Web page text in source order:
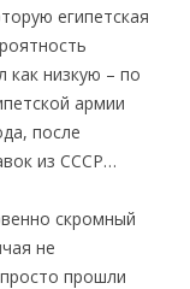
египетская
как низкую – по
армии
после
из СССР…
скромный
не
прошли